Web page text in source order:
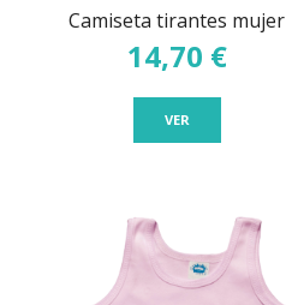
Camiseta tirantes mujer
14,70 €
VER